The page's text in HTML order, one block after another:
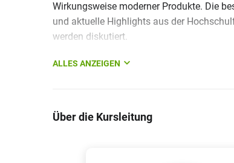
Wirkungsweise moderner Produkte. Die
und aktuelle Highlights aus der
werden diskutiert.
ALLES ANZEIGEN
Über die Kursleitung